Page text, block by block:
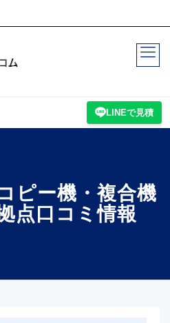
LINEで見積
ピー機・複合機
点口コミ情報